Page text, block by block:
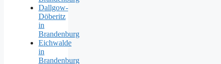
Dallgow-
Döberitz
in
Brandenburg
Eichwalde
in
Brandenburg